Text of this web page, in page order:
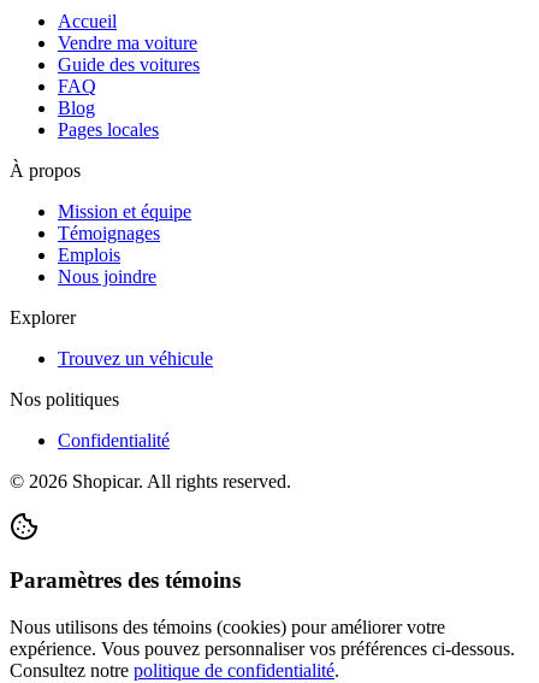
Accueil
Vendre ma voiture
Guide des voitures
FAQ
Blog
Pages locales
À propos
Mission et équipe
Témoignages
Emplois
Nous joindre
Explorer
Trouvez un véhicule
Nos politiques
Confidentialité
© 2026 Shopicar. All rights reserved.
Paramètres des témoins
Nous utilisons des témoins (cookies) pour améliorer votre
expérience. Vous pouvez personnaliser vos préférences ci-dessous.
Consultez notre politique de confidentialité.